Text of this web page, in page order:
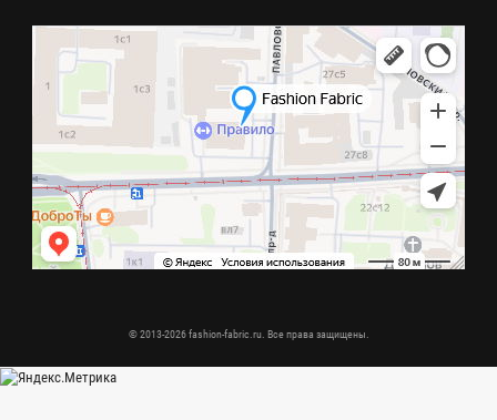
© 2013-2026 fashion-fabric.ru. Все права защищены.